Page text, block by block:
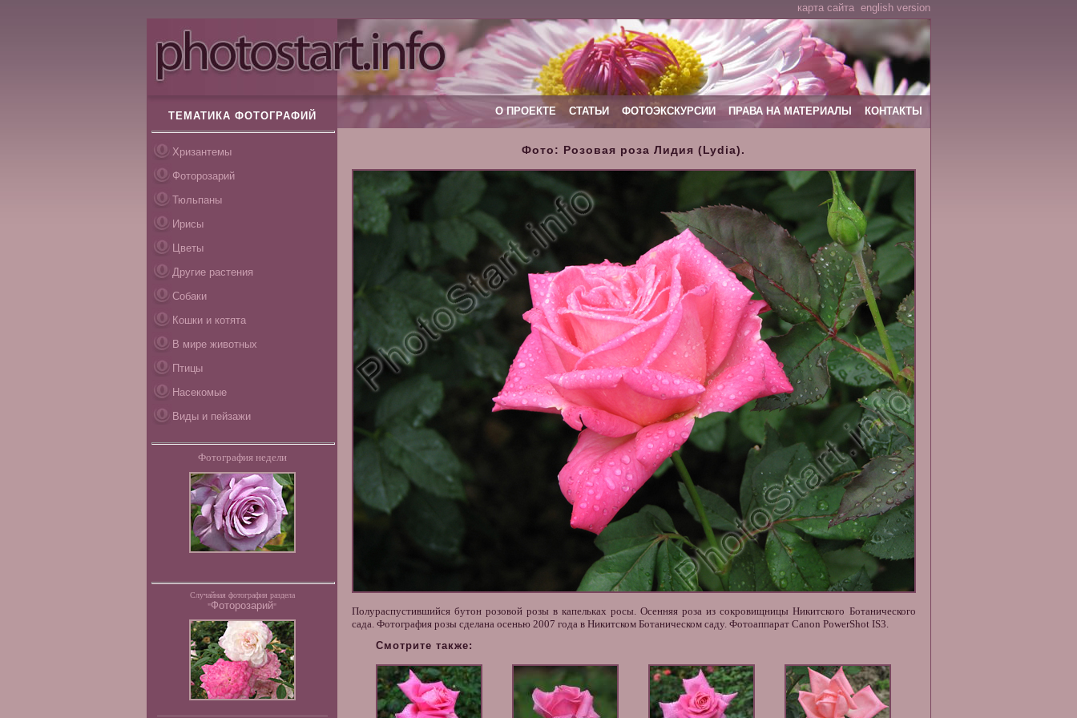
карта сайта english version
ТЕМАТИКА ФОТОГРАФИЙ
Хризантемы
Фоторозарий
Тюльпаны
Ирисы
Цветы
Другие растения
Собаки
Кошки и котята
В мире животных
Птицы
Насекомые
Виды и пейзажи
Фотография недели
Случайная фотография раздела
"Фоторозарий"
О ПРОЕКТЕ СТАТЬИ ФОТОЭКСКУРСИИ ПРАВА НА МАТЕРИАЛЫ КОНТАКТЫ
Фото: Розовая роза Лидия (Lydia).
Полураспустившийся бутон розовой розы в капельках росы.Осенняя роза из сокровищницы Никитского Ботанического
сада. Фотографиярозы сделана осенью 2007 года в Никитском Ботаническом саду. Фотоаппарат Canon PowerShot IS3.
Смотрите также: